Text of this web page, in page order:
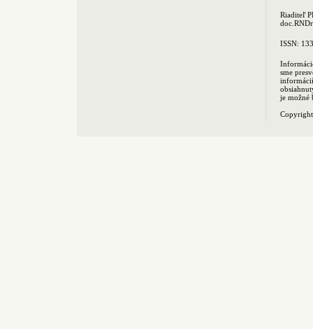
Riaditeľ
ISSN:
sme
je možné